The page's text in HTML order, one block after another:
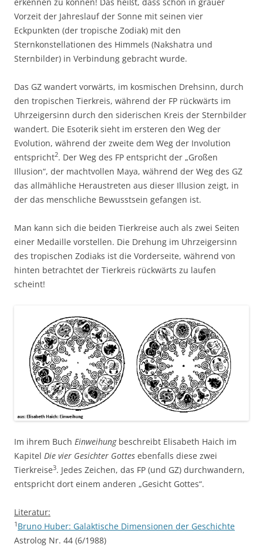
Vorzeit der Jahreslauf der Sonne mit seinen vier
Eckpunkten (der tropische Zodiak) mit den
Sternkonstellationen des Himmels (Nakshatra und
Sternbilder) in Verbindung gebracht wurde.
Das GZ wandert vorwärts, im kosmischen Drehsinn, durch
den tropischen Tierkreis, während der FP rückwärts im
Uhrzeigersinn durch den siderischen Kreis der Sternbilder
wandert. Die Esoterik sieht im ersteren den Weg der
Evolution, während der zweite dem Weg der Involution
entspricht2. Der Weg des FP entspricht der „Großen
Illusion“, der machtvollen Maya, während der Weg des GZ
das allmähliche Heraustreten aus dieser Illusion zeigt, in
der das menschliche Bewusstsein gefangen ist.
Man kann sich die beiden Tierkreise auch als zwei Seiten
einer Medaille vorstellen. Die Drehung im Uhrzeigersinn
des tropischen Zodiaks ist die Vorderseite, während von
hinten betrachtet der Tierkreis rückwärts zu laufen
scheint!
Im ihrem Buch Einweihungbeschreibt Elisabeth Haich im
Kapitel Die vier Gesichter Gottes ebenfalls diese zwei
Tierkreise3. Jedes Zeichen, das FP (und GZ) durchwandern,
entspricht dort einem anderen „Gesicht Gottes“.
Literatur:
1 Bruno Huber: Galaktische Dimensionen der Geschichte
Astrolog Nr. 44 (6/1988)